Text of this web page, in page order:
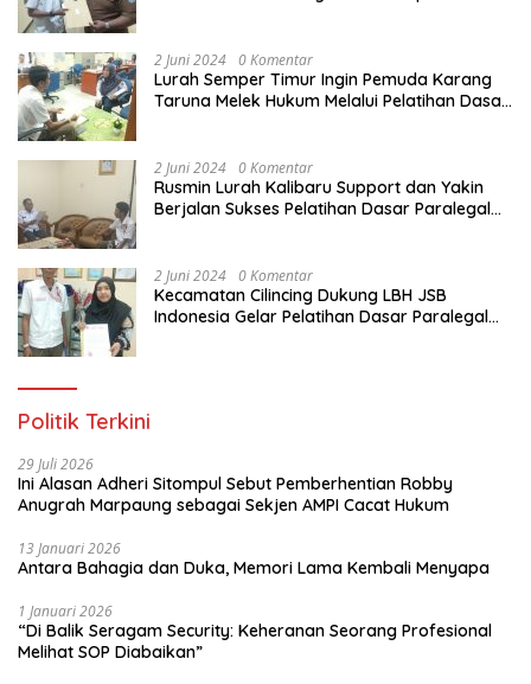
2 Juni 2024 0 Komentar
Lurah Semper Timur Ingin Pemuda Karang
Taruna Melek Hukum Melalui Pelatihan Dasar
2 Juni 2024 0 Komentar
Rusmin Lurah Kalibaru Support dan Yakin
Berjalan Sukses Pelatihan Dasar Paralegal
2 Juni 2024 0 Komentar
Kecamatan Cilincing Dukung LBH JSB
Indonesia Gelar Pelatihan Dasar Paralegal
Politik Terkini
29 Juli 2026
Ini Alasan Adheri Sitompul Sebut Pemberhentian Robby
Anugrah Marpaung sebagai Sekjen AMPI Cacat Hukum
13 Januari 2026
Antara Bahagia dan Duka, Memori Lama Kembali Menyapa
1 Januari 2026
“Di Balik Seragam Security: Keheranan Seorang Profesional
Melihat SOP Diabaikan”